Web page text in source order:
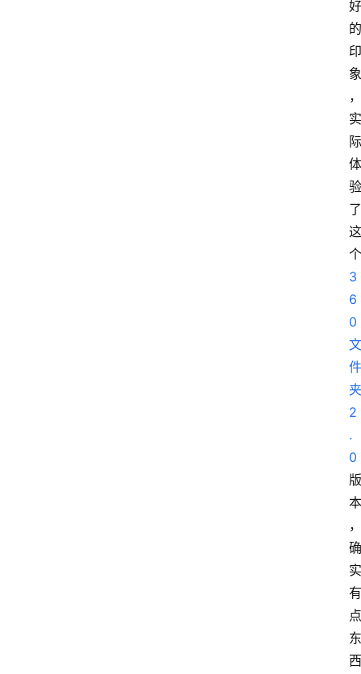
好
的
印
象
，
实
际
体
验
了
这
个
3
6
0
文
件
夹
2
.
0
版
本
，
确
实
有
点
东
西